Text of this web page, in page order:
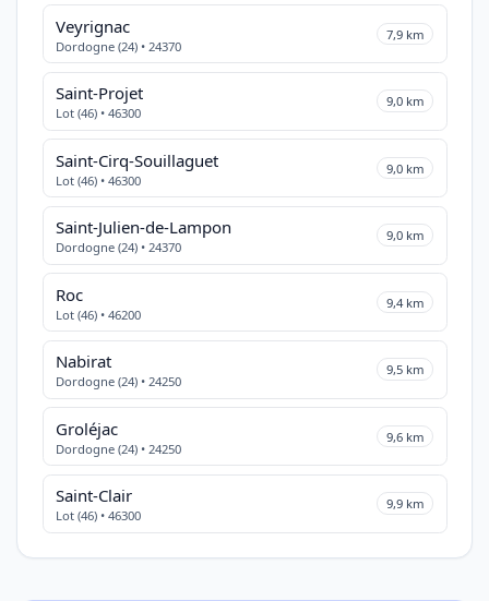
Veyrignac
Dordogne (24) • 24370
7,9 km
Saint-Projet
Lot (46) • 46300
9,0 km
Saint-Cirq-Souillaguet
Lot (46) • 46300
9,0 km
Saint-Julien-de-Lampon
Dordogne (24) • 24370
9,0 km
Roc
Lot (46) • 46200
9,4 km
Nabirat
Dordogne (24) • 24250
9,5 km
Groléjac
Dordogne (24) • 24250
9,6 km
Saint-Clair
Lot (46) • 46300
9,9 km